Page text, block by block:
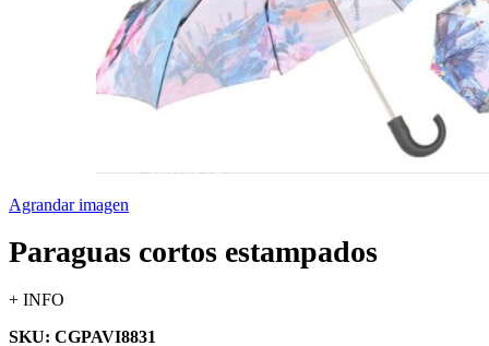
Agrandar imagen
Paraguas cortos estampados
+ INFO
SKU: CGPAVI8831